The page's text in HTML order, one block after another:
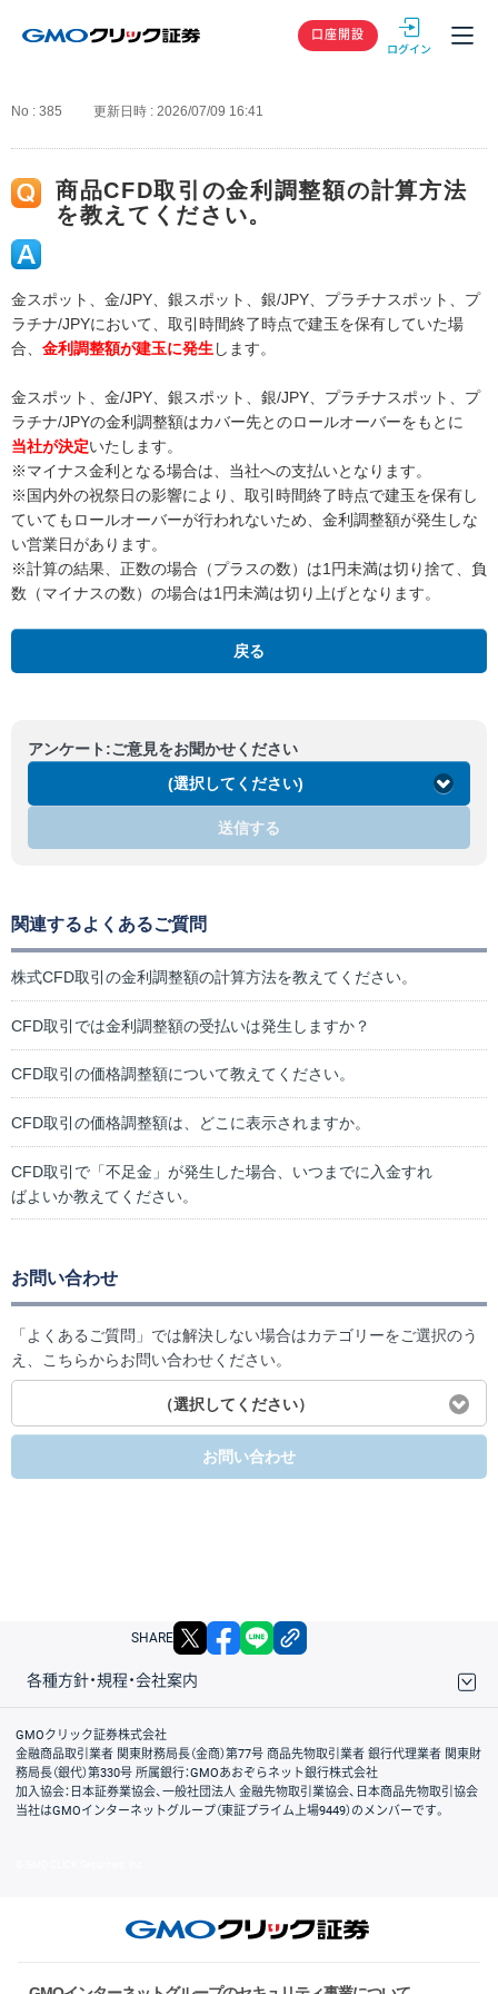
GMOクリック
口座開設
No : 385 更新日時 : 2026/07/09 16:41
商品CFD取引の金利調整額の計算方法
を教えてください。
金スポット、金/JPY、銀スポット、銀/JPY、プラチナスポット、プ
ラチナ/JPYにおいて、取引時間終了時点で建玉を保有していた場
合、 金利調整額が建玉に発生 します。
金スポット、金/JPY、銀スポット、銀/JPY、プラチナスポット、プ
ラチナ/JPYの金利調整額はカバー先とのロールオーバーをもとに
当社が決定いたします。
※マイナス金利となる場合は、当社への支払いとなります。
※国内外の祝祭日の影響により、取引時間終了時点で建玉を保有し
ていてもロールオーバーが行われないため、金利調整額が発生しな
い営業日があります。
※計算の結果、正数の場合（プラスの数）は1円未満は切り捨て、負
数（マイナスの数）の場合は1円未満は切り上げとなります。
戻る
アンケート:ご意見をお聞かせください
(選択してください)
送信する
関連するよくあるご質問
株式CFD取引の金利調整額の計算方法を教えてください。
CFD取引では金利調整額の受払いは発生しますか？
CFD取引の価格調整額について教えてください。
CFD取引の価格調整額は、どこに表示されますか。
CFD取引で「不足金」が発生した場合、いつまでに入金すれ
ばよいか教えてください。
お問い合わせ
「よくあるご質問」では解決しない場合はカテゴリーをご選択のう
え、こちらからお問い合わせください。
（選択してください）
お問い合わせ
SHARE X facebook
各種方針・規程・会社案内
取引規程・約款
サイトマップ
その他のご案内
個人情報保護方針
最良執行方針
サイトのご利用について
ディスクレイマー
信託保全
リスク説明
会社案内
GMOクリック証券株式会社
金融商品取引業者 関東財務局長（金商）第77号 商品先物取引業者 銀行代理業者 関東財
務局長（銀代）第330号 所属銀行：GMOあおぞらネット銀行株式会社
加入協会：日本証券業協会、一般社団法人 金融先物取引業協会、日本商品先物取引協会
当社はGMOインターネットグループ（東証プライム上場9449）のメンバーです。